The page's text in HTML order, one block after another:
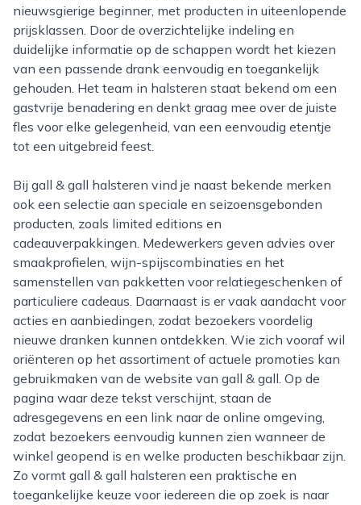
nieuwsgierige beginner, met producten in uiteenlopende
prijsklassen. Door de overzichtelijke indeling en
duidelijke informatie op de schappen wordt het kiezen
van een passende drank eenvoudig en toegankelijk
gehouden. Het team in halsteren staat bekend om een
gastvrije benadering en denkt graag mee over de juiste
fles voor elke gelegenheid, van een eenvoudig etentje
tot een uitgebreid feest.
Bij gall & gall halsteren vind je naast bekende merken
ook een selectie aan speciale en seizoensgebonden
producten, zoals limited editions en
cadeauverpakkingen. Medewerkers geven advies over
smaakprofielen, wijn-spijscombinaties en het
samenstellen van pakketten voor relatiegeschenken of
particuliere cadeaus. Daarnaast is er vaak aandacht voor
acties en aanbiedingen, zodat bezoekers voordelig
nieuwe dranken kunnen ontdekken. Wie zich vooraf wil
oriënteren op het assortiment of actuele promoties kan
gebruikmaken van de website van gall & gall. Op de
pagina waar deze tekst verschijnt, staan de
adresgegevens en een link naar de online omgeving,
zodat bezoekers eenvoudig kunnen zien wanneer de
winkel geopend is en welke producten beschikbaar zijn.
Zo vormt gall & gall halsteren een praktische en
toegankelijke keuze voor iedereen die op zoek is naar